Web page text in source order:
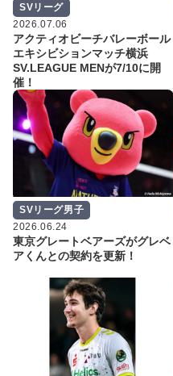
SVリーグ
2026.07.06
アクティオビーチバレーボール
エキシビションマッチ横浜
SV.LEAGUE MENが7/10に開
催！
SVリーグ男子
2026.06.24
東京グレートベアーズがグレベ
アくんとの契約を更新！